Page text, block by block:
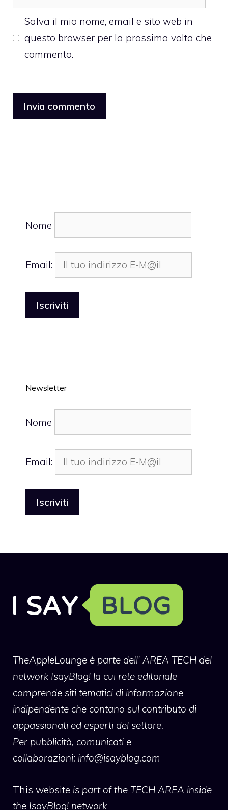
web
Salva il mio nome, email e sito web in
questo browser per la prossima volta che
commento.
Nome
Email:
Newsletter
Nome
Email:
TheAppleLounge è parte dell' AREA TECH del
network IsayBlog! la cui rete editoriale
comprende siti tematici di informazione
indipendente che contano sul contributo di
appassionati ed esperti del settore.
Per pubblicità, comunicati e
collaborazioni: info@isayblog.com
This website is part of the TECH AREA inside
the IsayBlog! network